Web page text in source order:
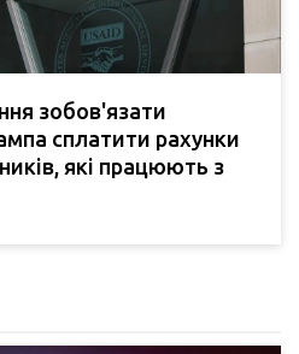
зобов'язати
сплатити рахунки
які працюють з